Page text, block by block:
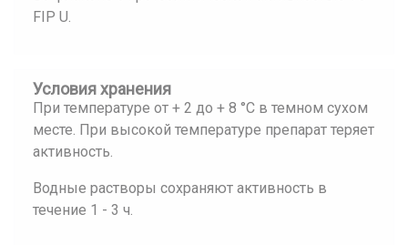
FIP U.
Условия хранения
При температуре от + 2 до + 8 °С в темном сухом
месте. При высокой температуре препарат теряет
активность.
Водные растворы сохраняют активность в
течение 1 - 3 ч.